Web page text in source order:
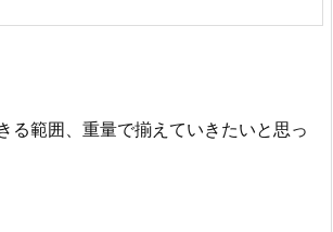
る範囲、重量で揃えていきたいと思っ